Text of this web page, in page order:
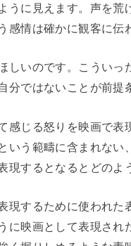
うに見えます。声を
感情は確かに観客に伝
しいのです。こうい
分ではないことが前提
感じる怒りを映画で
いう範疇に含まれな
現するとなるとどのよ
現するために使われ
に映画として表現さ